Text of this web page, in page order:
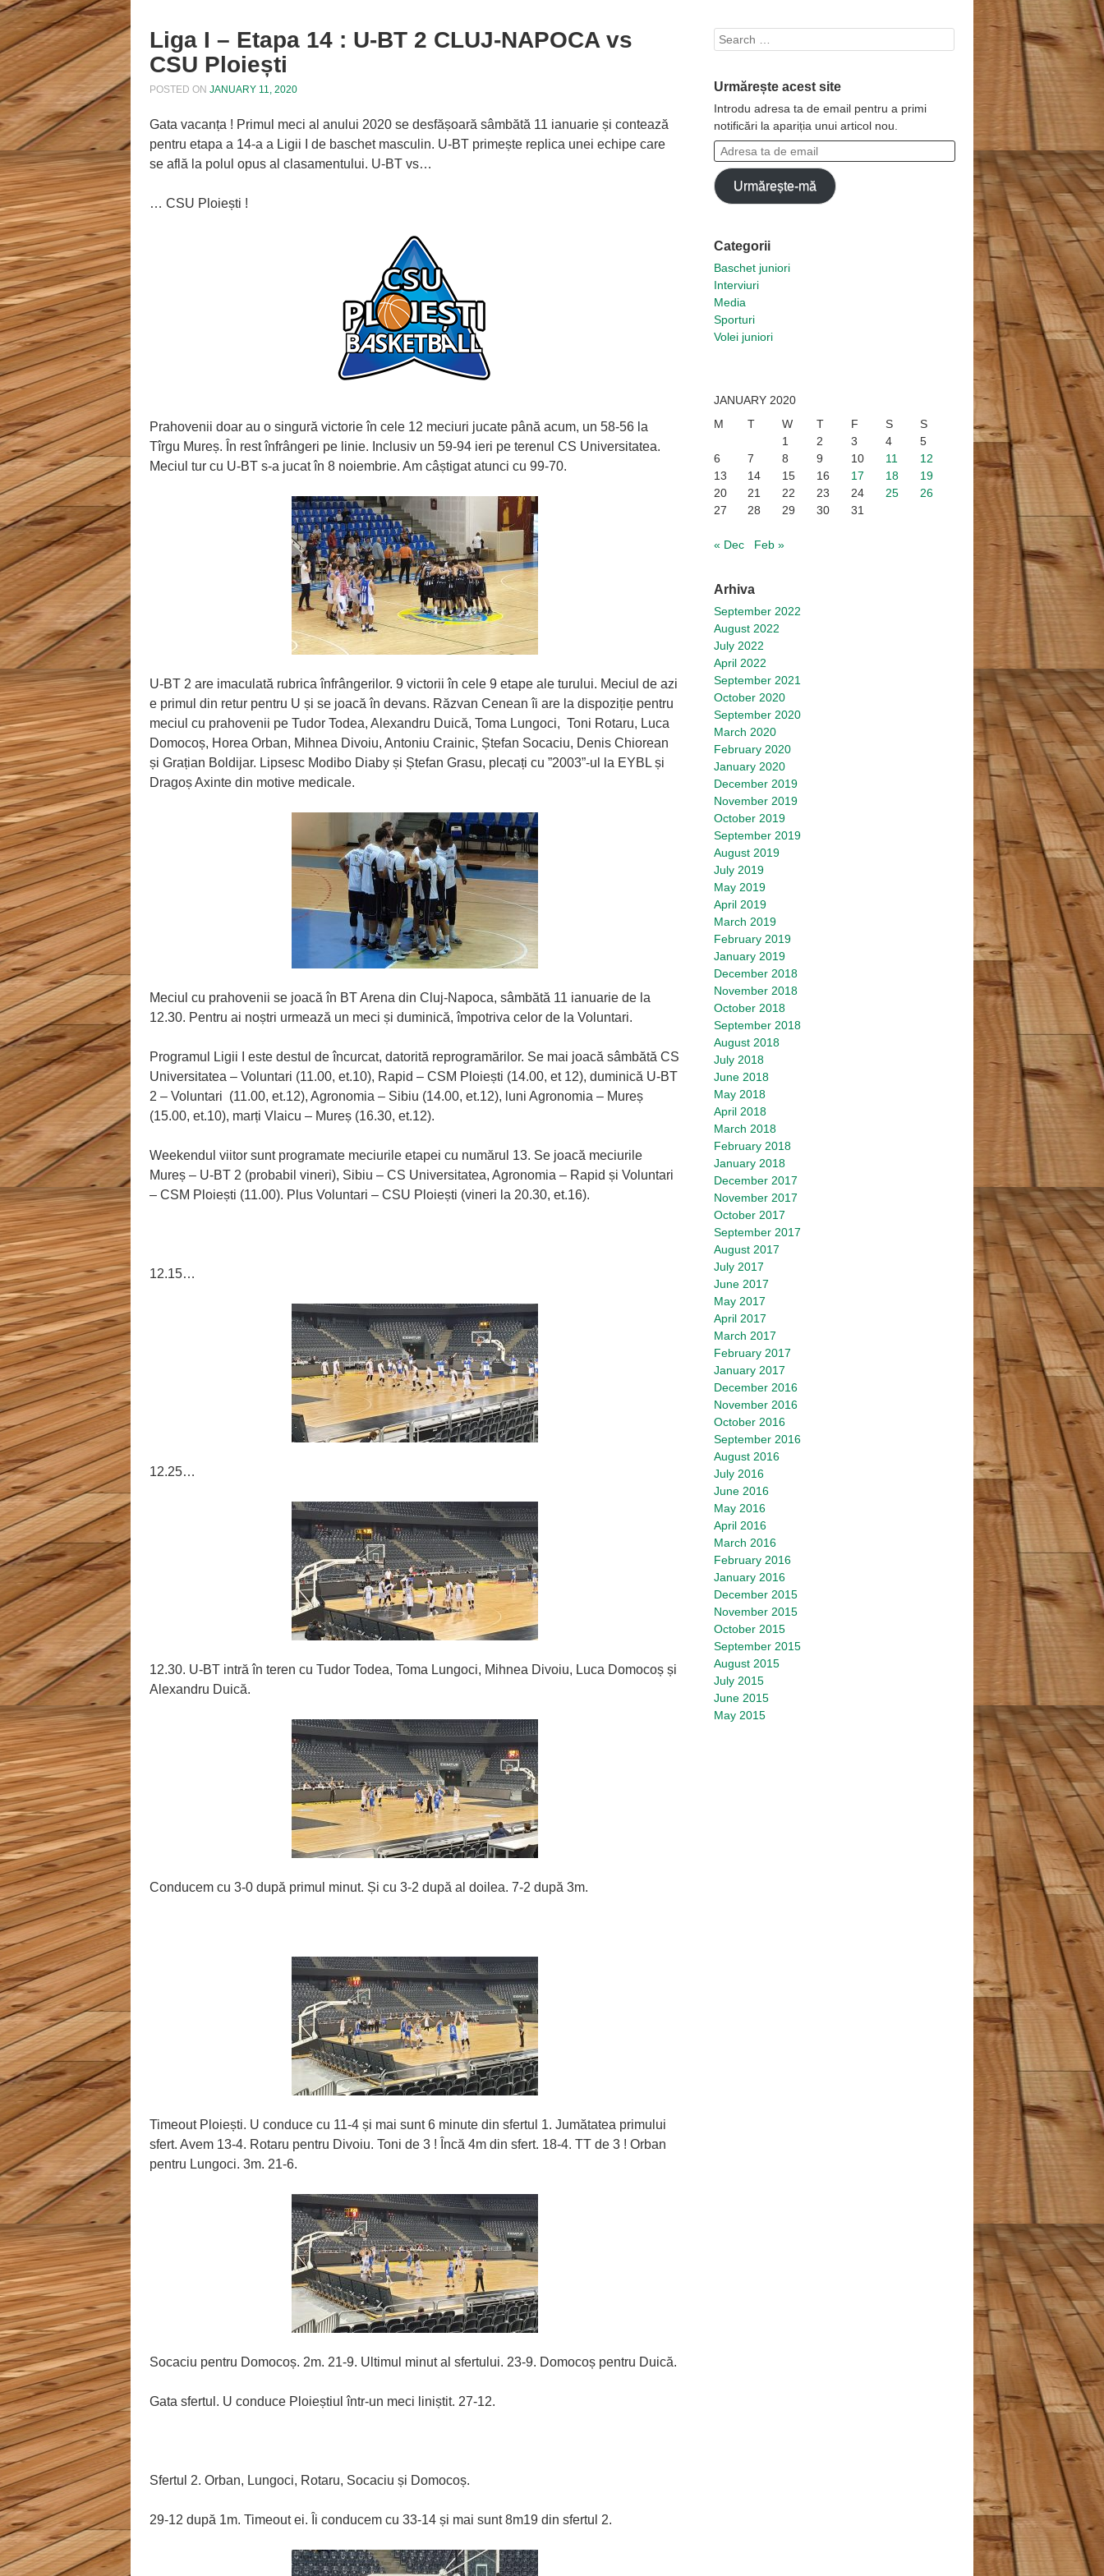
Liga I – Etapa 14 : U-BT 2 CLUJ-NAPOCA vs
CSU Ploiești
POSTED ON JANUARY 11, 2020
Gata vacanța ! Primul meci al anului 2020 se desfășoară sâmbătă 11 ianuarie și contează
pentru etapa a 14-a a Ligii I de baschet masculin. U-BT primește replica unei echipe care
se află la polul opus al clasamentului. U-BT vs…
… CSU Ploiești !
Prahovenii doar au o singură victorie în cele 12 meciuri jucate până acum, un 58-56 la
Tîrgu Mureș. În rest înfrângeri pe linie. Inclusiv un 59-94 ieri pe terenul CS Universitatea.
Meciul tur cu U-BT s-a jucat în 8 noiembrie. Am câștigat atunci cu 99-70.
U-BT 2 are imaculată rubrica înfrângerilor. 9 victorii în cele 9 etape ale turului. Meciul de azi
e primul din retur pentru U și se joacă în devans. Răzvan Cenean îi are la dispoziție pentru
meciul cu prahovenii pe Tudor Todea, Alexandru Duică, Toma Lungoci, Toni Rotaru, Luca
Domocoș, Horea Orban, Mihnea Divoiu, Antoniu Crainic, Ștefan Socaciu, Denis Chiorean
și Grațian Boldijar. Lipsesc Modibo Diaby și Ștefan Grasu, plecați cu ”2003”-ul la EYBL și
Dragoș Axinte din motive medicale.
Meciul cu prahovenii se joacă în BT Arena din Cluj-Napoca, sâmbătă 11 ianuarie de la
12.30. Pentru ai noștri urmează un meci și duminică, împotriva celor de la Voluntari.
Programul Ligii I este destul de încurcat, datorită reprogramărilor. Se mai joacă sâmbătă CS
Universitatea – Voluntari (11.00, et.10), Rapid – CSM Ploiești (14.00, et 12), duminică U-BT
2 – Voluntari (11.00, et.12), Agronomia – Sibiu (14.00, et.12), luni Agronomia – Mureș
(15.00, et.10), marți Vlaicu – Mureș (16.30, et.12).
Weekendul viitor sunt programate meciurile etapei cu numărul 13. Se joacă meciurile
Mureș – U-BT 2 (probabil vineri), Sibiu – CS Universitatea, Agronomia – Rapid și Voluntari
– CSM Ploiești (11.00). Plus Voluntari – CSU Ploiești (vineri la 20.30, et.16).
12.15…
12.25…
12.30. U-BT intră în teren cu Tudor Todea, Toma Lungoci, Mihnea Divoiu, Luca Domocoș și
Alexandru Duică.
Conducem cu 3-0 după primul minut. Și cu 3-2 după al doilea. 7-2 după 3m.
Timeout Ploiești. U conduce cu 11-4 și mai sunt 6 minute din sfertul 1. Jumătatea primului
sfert. Avem 13-4. Rotaru pentru Divoiu. Toni de 3 ! Încă 4m din sfert. 18-4. TT de 3 ! Orban
pentru Lungoci. 3m. 21-6.
Socaciu pentru Domocoș. 2m. 21-9. Ultimul minut al sfertului. 23-9. Domocoș pentru Duică.
Gata sfertul. U conduce Ploieștiul într-un meci liniștit. 27-12.
Sfertul 2. Orban, Lungoci, Rotaru, Socaciu și Domocoș.
29-12 după 1m. Timeout ei. Îi conducem cu 33-14 și mai sunt 8m19 din sfertul 2.
Search
Urmărește acest site
Introdu adresa ta de email pentru a primi
notificări la apariția unui articol nou.
Adresa
ta
de
email
Urmărește-mă
Categorii
Baschet juniori
Interviuri
Media
Sporturi
Volei juniori
JANUARY 2020
M
T W T F S
S
1
2 3 4
5
6
7 8 9 10 11
12
13
14 15 16 17 18
19
20
21 22 23 24 25
26
27
28 29 30 31
« Dec Feb »
Arhiva
September 2022
August 2022
July 2022
April 2022
September 2021
October 2020
September 2020
March 2020
February 2020
January 2020
December 2019
November 2019
October 2019
September 2019
August 2019
July 2019
May 2019
April 2019
March 2019
February 2019
January 2019
December 2018
November 2018
October 2018
September 2018
August 2018
July 2018
June 2018
May 2018
April 2018
March 2018
February 2018
January 2018
December 2017
November 2017
October 2017
September 2017
August 2017
July 2017
June 2017
May 2017
April 2017
March 2017
February 2017
January 2017
December 2016
November 2016
October 2016
September 2016
August 2016
July 2016
June 2016
May 2016
April 2016
March 2016
February 2016
January 2016
December 2015
November 2015
October 2015
September 2015
August 2015
July 2015
June 2015
May 2015